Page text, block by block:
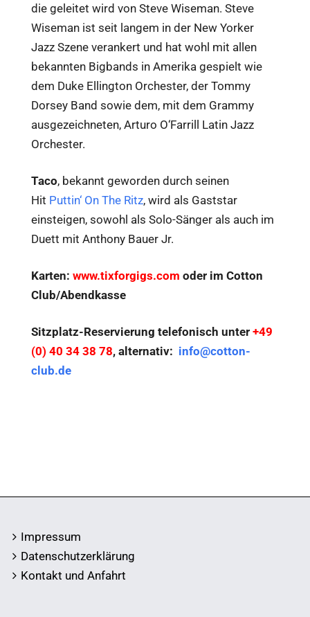
die geleitet wird von Steve Wiseman. Steve
Wiseman ist seit langem in der New Yorker
Jazz Szene verankert und hat wohl mit allen
bekannten Bigbands in Amerika gespielt wie
dem Duke Ellington Orchester, der Tommy
Dorsey Band sowie dem, mit dem Grammy
ausgezeichneten, Arturo O‘Farrill Latin Jazz
Orchester.
Taco, bekannt geworden durch seinen
Hit Puttin‘ On The Ritz, wird als Gaststar
einsteigen, sowohl als Solo-Sänger als auch im
Duett mit Anthony Bauer Jr.
Karten: www.tixforgigs.com oder im Cotton
Club/Abendkasse
Sitzplatz-Reservierung telefonisch unter +49
(0) 40 34 38 78, alternativ: info@cotton-
club.de
Impressum
Datenschutzerklärung
Kontakt und Anfahrt